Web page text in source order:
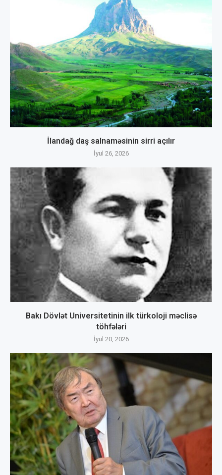
İlandağ daş salnaməsinin sirri açılır
İyul 26, 2026
Bakı Dövlət Universitetinin ilk türkoloji məclisə
töhfələri
İyul 20, 2026